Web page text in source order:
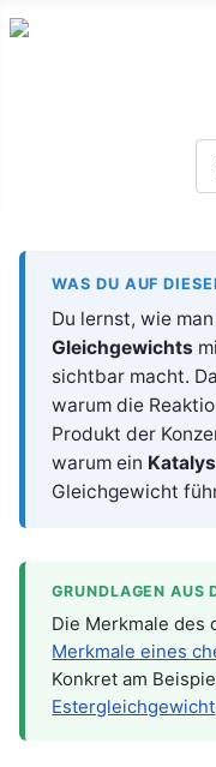
WAS DU AUF
Du lernst, wie
Gleichgewichts
sichtbar macht.
warum die
Produkt der
warum ein
Gleichgewicht
GRUNDLAGEN AUS
Die Merkmale des
Merkmale eines
Konkret am
Estergleichgewicht